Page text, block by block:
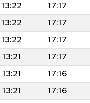
13:22 17:17
13:22 17:17
13:22 17:17
13:21 17:17
13:21 17:16
13:21 17:16